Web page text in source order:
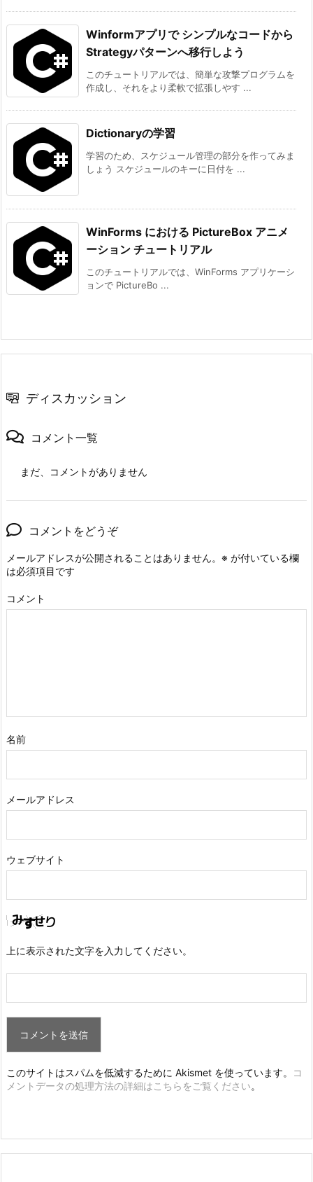
Winformアプリで シンプルなコードから
Strategyパターンへ移行しよう
このチュートリアルでは、簡単な攻撃プログラムを
作成し、それをより柔軟で拡張しやす ...
Dictionaryの学習
学習のため、スケジュール管理の部分を作ってみま
しょう スケジュールのキーに日付を ...
WinForms における PictureBox アニメ
ーション チュートリアル
このチュートリアルでは、WinForms アプリケーシ
ョンで PictureBo ...
ディスカッション
コメント一覧
まだ、コメントがありません
コメントをどうぞ
メールアドレスが公開されることはありません。 ※ が付いている欄
は必須項目です
コメント
名前
メールアドレス
ウェブサイト
上に表示された文字を入力してください。
このサイトはスパムを低減するために Akismet を使っています。
コ
メントデータの処理方法の詳細はこちらをご覧ください。